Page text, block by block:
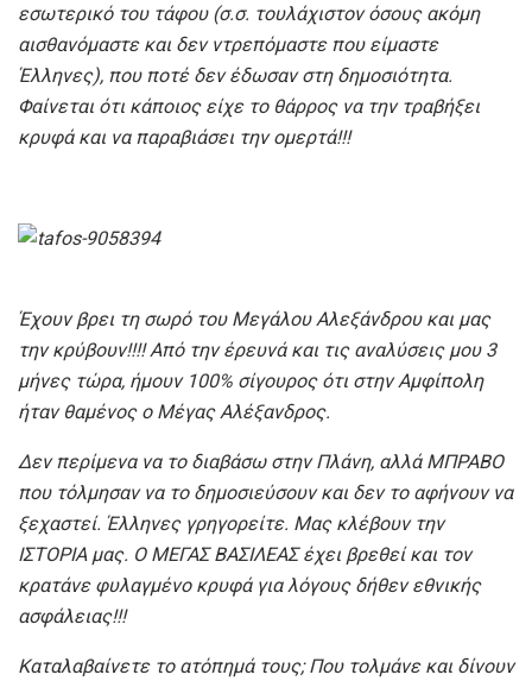
εσωτερικό του τάφου (σ.σ. τουλάχιστον όσους ακόμη
αισθανόμαστε και δεν ντρεπόμαστε που είμαστε
Έλληνες), που ποτέ δεν έδωσαν στη δημοσιότητα.
Φαίνεται ότι κάποιος είχε το θάρρος να την τραβήξει
κρυφά και να παραβιάσει την ομερτά!!!
Έχουν βρει τη σωρό του Μεγάλου Αλεξάνδρου και μας
την κρύβουν!!!! Από την έρευνά και τις αναλύσεις μου 3
μήνες τώρα, ήμουν 100% σίγουρος ότι στην Αμφίπολη
ήταν θαμένος ο Μέγας Αλέξανδρος.
Δεν περίμενα να το διαβάσω στην Πλάνη, αλλά ΜΠΡΑΒΟ
που τόλμησαν να το δημοσιεύσουν και δεν το αφήνουν να
ξεχαστεί. Έλληνες γρηγορείτε. Μας κλέβουν την
ΙΣΤΟΡΙΑ μας. Ο ΜΕΓΑΣ ΒΑΣΙΛΕΑΣ έχει βρεθεί και τον
κρατάνε φυλαγμένο κρυφά για λόγους δήθεν εθνικής
ασφάλειας!!!
Καταλαβαίνετε το ατόπημά τους; Που τολμάνε και δίνουν